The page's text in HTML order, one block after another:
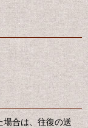
場合は、往復の送